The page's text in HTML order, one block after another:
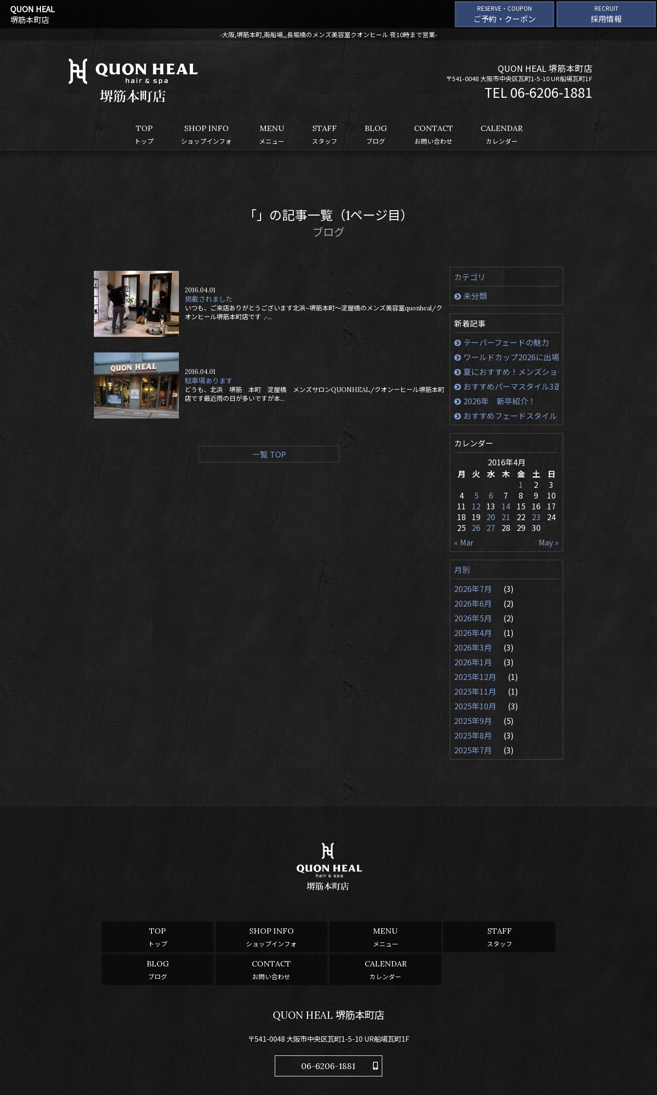
QUON HEAL
堺筋本町店
RESERVE・COUPON
ご予約・クーポン
RECRUIT
採用情報
-大阪,堺筋本町,南船場,,長堀橋のメンズ美容室クオンヒール 夜10時まで営業-
QUON HEAL 堺筋本町店
〒541-0048 大阪市中央区瓦町1-5-10 UR船場瓦町1F
06-6206-1881
TOP
トップ
SHOP INFO
ショップインフォ
MENU
メニュー
STAFF
スタッフ
BLOG
ブログ
CONTACT
お問い合わせ
CALENDAR
カレンダー
「」の記事一覧（1ページ目）
ブログ
2016.04.01
掲載されました
いつも、ご来店ありがとうございます北浜~堺筋本町～淀屋橋のメンズ美容室quonheal/ク
オンヒール堺筋本町店です╭...
2016.04.01
駐車場あります
どうも、北浜 堺筋 本町 淀屋橋 メンズサロンQUONHEAL/クオンーヒール堺筋本町
店です最近雨の日が多いですが本...
一覧 TOP
カテゴリ
未分類
新着記事
テーパーフェードの魅力
ワールドカップ2026に出場する選手のかっこいい髪形
夏におすすめ！メンズショートヘア！！
おすすめパーマスタイル3選
2026年 新卒紹介！
おすすめフェードスタイル３選
カレンダー
2016年4月
月
火 水 木 金 土 日
« Mar May »
1 2
3
4
5 6 7 8 9
10
11
12 13 14 15 16 17
18 19 20 21 22 23
24
25 26 27 28 29 30
月別
2026年7月
(3)
2026年6月
(2)
2026年5月
(2)
2026年4月
(1)
2026年3月
(3)
2026年1月
(3)
2025年12月
(1)
2025年11月
(1)
2025年10月
(3)
2025年9月
(5)
2025年8月
(3)
2025年7月
(3)
TOP
トップ
SHOP INFO
ショップインフォ
MENU
メニュー
STAFF
スタッフ
BLOG
ブログ
CONTACT
お問い合わせ
CALENDAR
カレンダー
QUON HEAL 堺筋本町店
〒541-0048 大阪市中央区瓦町1-5-10 UR船場瓦町1F
06-6206-1881